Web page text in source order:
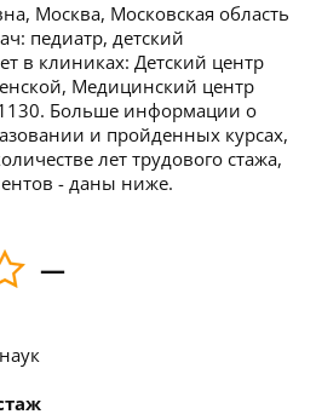
Москва, Московская область
педиатр, детский
в клиниках: Детский центр
Медицинский центр
1130. Больше информации о
и пройденных курсах,
лет трудового стажа,
- даны ниже.
—